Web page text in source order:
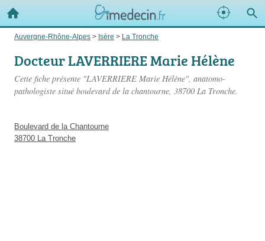
Auvergne-Rhône-Alpes > Isère > La Tronche
Docteur LAVERRIERE Marie Hélène
Cette fiche présente "LAVERRIERE Marie Hélène", anatomo-
pathologiste situé boulevard de la chantourne, 38700 La Tronche.
Boulevard de la Chantourne
38700 La Tronche